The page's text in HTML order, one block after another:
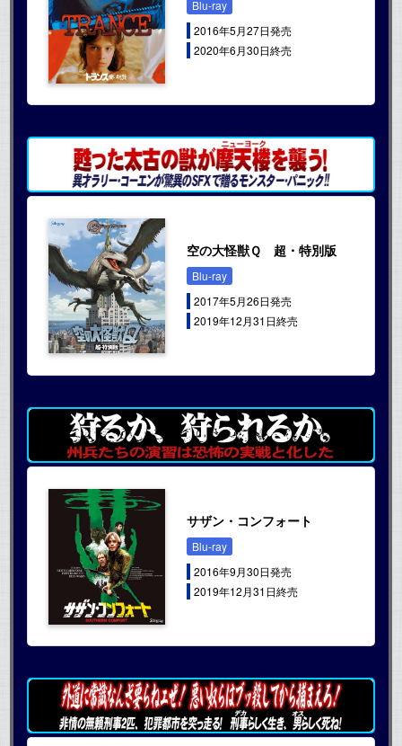
Blu-ray
2016年5月27日発売
2020年6月30日終売
空の大怪獣Ｑ 超・特別版
Blu-ray
2017年5月26日発売
2019年12月31日終売
サザン・コンフォート
Blu-ray
2016年9月30日発売
2019年12月31日終売